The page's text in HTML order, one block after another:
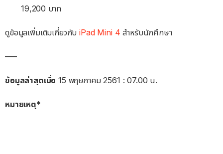
19,200 บาท
ดูข้อมูลเพิ่มเติมเกี่ยวกับiPad Mini 4 สำหรับนักศึกษา
—–
ข้อมูลล่าสุดเมื่อ 15 พฤษภาคม 2561 : 07.00 น.
หมายเหตุ*